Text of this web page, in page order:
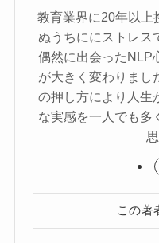
教育業界に20年以上
ぬうちににストレス
偶然に出会ったNLP
が大きく変わりまし
の押し方により人生
な実感を一人でも多
この著